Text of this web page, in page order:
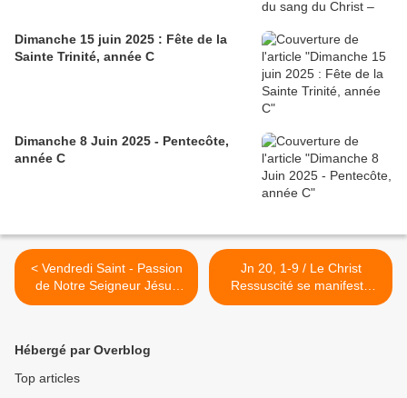
Dimanche 15 juin 2025 : Fête de la
Sainte Trinité, année C
Dimanche 8 Juin 2025 - Pentecôte,
année C
< Vendredi Saint - Passion
de Notre Seigneur Jésus
Christ Jn 18, 1–19, 42
Jn 20, 1-9 / Le Christ
Ressuscité se manifeste
encore aujourd’hui à
Hébergé par Overblog
Top articles